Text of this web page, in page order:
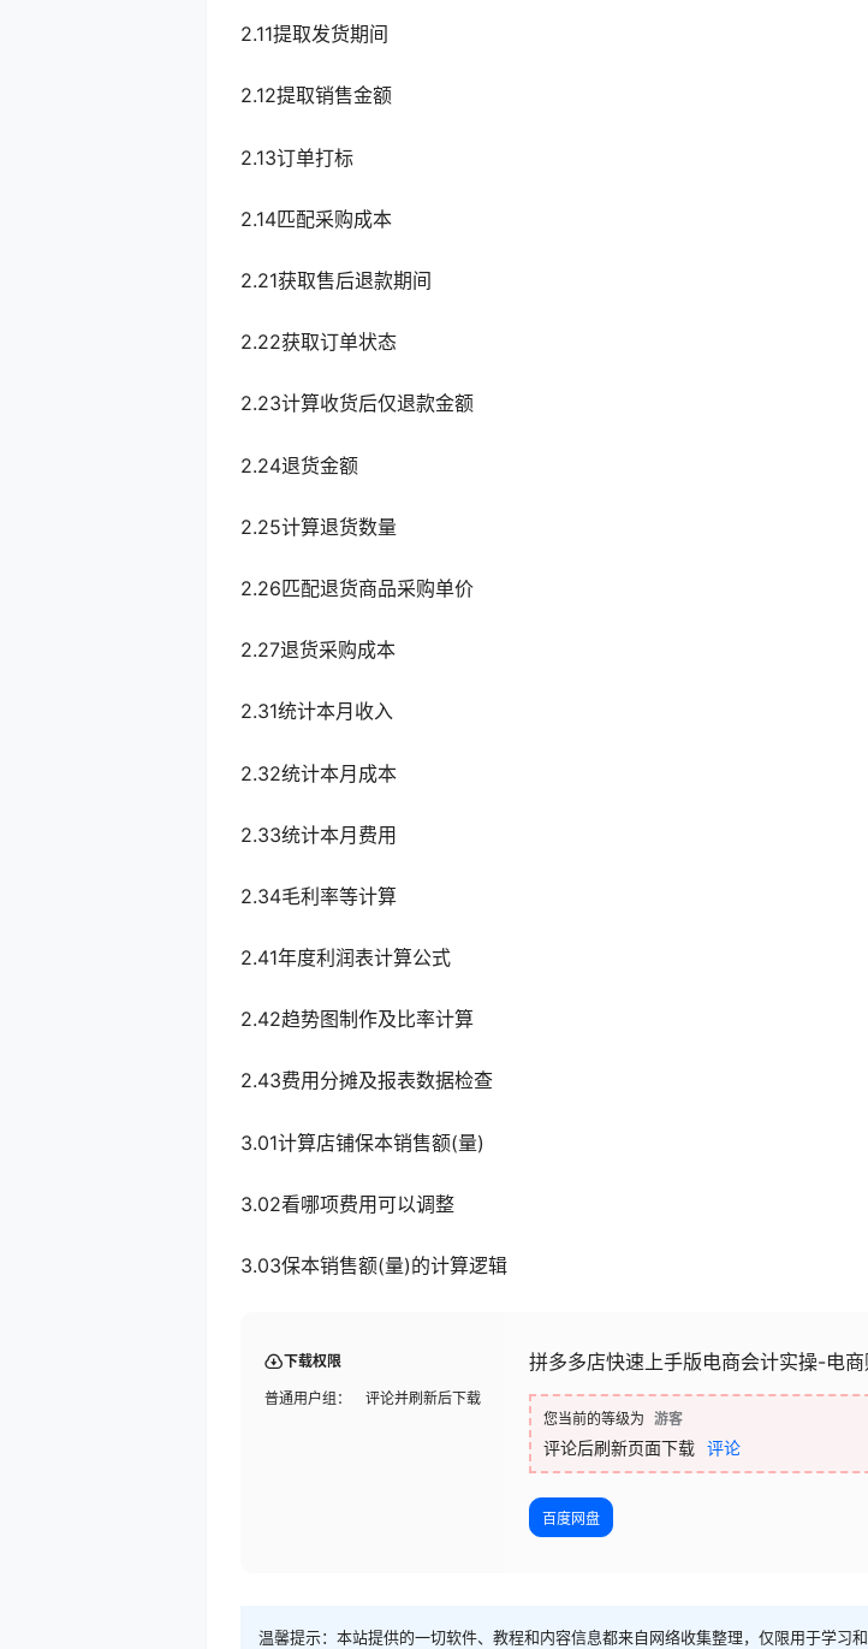
2.11提取发货期间
2.12提取销售金额
2.13订单打标
2.14匹配采购成本
2.21获取售后退款期间
2.22获取订单状态
2.23计算收货后仅退款金额
2.24退货金额
2.25计算退货数量
2.26匹配退货商品采购单价
2.27退货采购成本
2.31统计本月收入
2.32统计本月成本
2.33统计本月费用
2.34毛利率等计算
2.41年度利润表计算公式
2.42趋势图制作及比率计算
2.43费用分摊及报表数据检查
3.01计算店铺保本销售额(量)
3.02看哪项费用可以调整
3.03保本销售额(量)的计算逻辑
下载权限
普通用户组： 评论并刷新后下载
拼多多店快速上手版电商会计实操-电
您当前的等级为 游客
评论后刷新页面下载 评论
百度网盘
温馨提示：本站提供的一切软件、教程和内容信息都来自网络收集整理，仅限用于学习